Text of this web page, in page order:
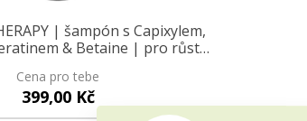
| šampón s Capixylem,
& Betaine | pro růst
Cena pro tebe
399,00 Kč